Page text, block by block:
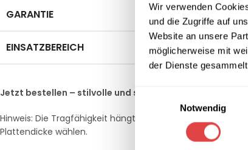
Wir verwenden
und die Zugriffe auf
Website an unsere
möglicherweise mit
der Dienste
Einwilligungsauswahl
Notwendig
GARANTIE 2
EINSATZBEREICH
Jetzt bestellen – stilvolle und stabile Basis für Ihr Bistro!
Hinweis: Die Tragfähigkeit hängt von
Plattendicke wählen.